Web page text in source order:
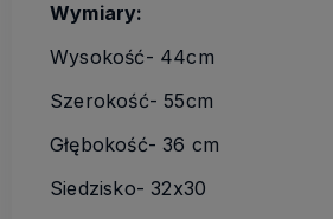
Wymiary:
Wysokość- 44cm
Szerokość- 55cm
Głębokość- 36 cm
Siedzisko- 32x30